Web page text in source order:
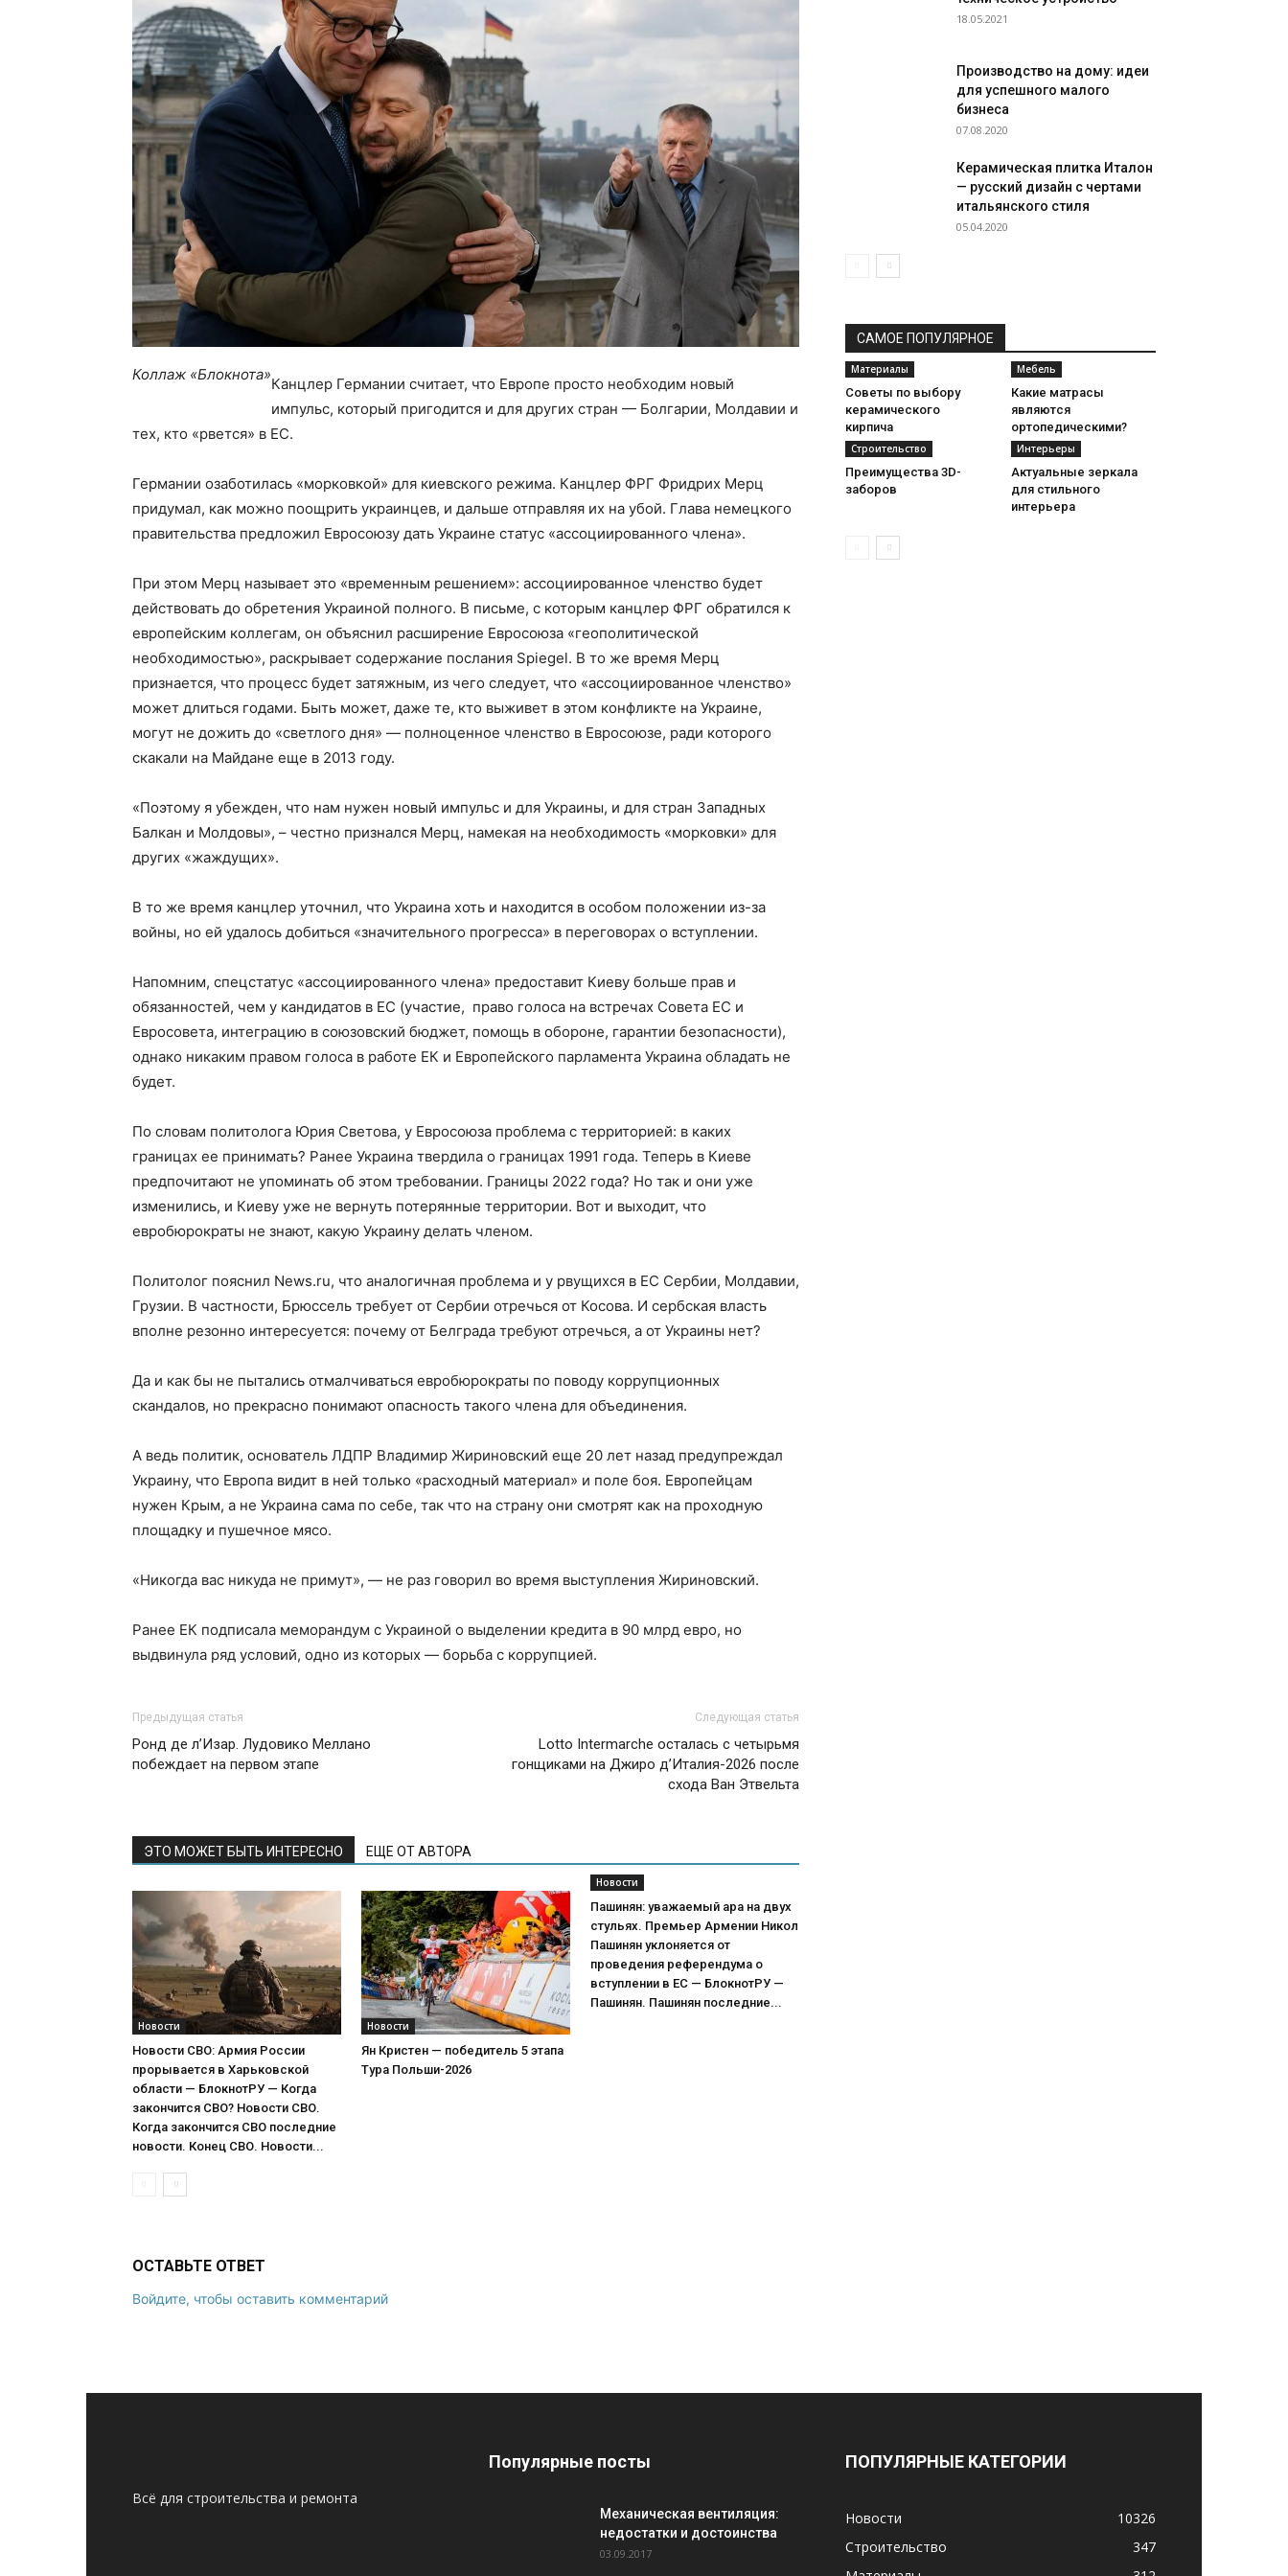
Коллаж «Блокнота»
Канцлер Германии считает, что Европе просто необходим новый
импульс, который пригодится и для других стран — Болгарии, Молдавии и
тех, кто «рвется» в ЕС.
Германии озаботилась «морковкой» для киевского режима. Канцлер ФРГ Фридрих Мерц
придумал, как можно поощрить украинцев, и дальше отправляя их на убой. Глава немецкого
правительства предложил Евросоюзу дать Украине статус «ассоциированного члена».
При этом Мерц называет это «временным решением»: ассоциированное членство будет
действовать до обретения Украиной полного. В письме, с которым канцлер ФРГ обратился к
европейским коллегам, он объяснил расширение Евросоюза «геополитической
необходимостью», раскрывает содержание послания Spiegel. В то же время Мерц
признается, что процесс будет затяжным, из чего следует, что «ассоциированное членство»
может длиться годами. Быть может, даже те, кто выживет в этом конфликте на Украине,
могут не дожить до «светлого дня» — полноценное членство в Евросоюзе, ради которого
скакали на Майдане еще в 2013 году.
«Поэтому я убежден, что нам нужен новый импульс и для Украины, и для стран Западных
Балкан и Молдовы», – честно признался Мерц, намекая на необходимость «морковки» для
других «жаждущих».
В то же время канцлер уточнил, что Украина хоть и находится в особом положении из-за
войны, но ей удалось добиться «значительного прогресса» в переговорах о вступлении.
Напомним, спецстатус «ассоциированного члена» предоставит Киеву больше прав и
обязанностей, чем у кандидатов в ЕС (участие, право голоса на встречах Совета ЕС и
Евросовета, интеграцию в союзовский бюджет, помощь в обороне, гарантии безопасности),
однако никаким правом голоса в работе ЕК и Европейского парламента Украина обладать не
будет.
По словам политолога Юрия Светова, у Евросоюза проблема с территорией: в каких
границах ее принимать? Ранее Украина твердила о границах 1991 года. Теперь в Киеве
предпочитают не упоминать об этом требовании. Границы 2022 года? Но так и они уже
изменились, и Киеву уже не вернуть потерянные территории. Вот и выходит, что
евробюрократы не знают, какую Украину делать членом.
Политолог пояснил News.ru, что аналогичная проблема и у рвущихся в ЕС Сербии, Молдавии,
Грузии. В частности, Брюссель требует от Сербии отречься от Косова. И сербская власть
вполне резонно интересуется: почему от Белграда требуют отречься, а от Украины нет?
Да и как бы не пытались отмалчиваться евробюрократы по поводу коррупционных
скандалов, но прекрасно понимают опасность такого члена для объединения.
А ведь политик, основатель ЛДПР Владимир Жириновский еще 20 лет назад предупреждал
Украину, что Европа видит в ней только «расходный материал» и поле боя. Европейцам
нужен Крым, а не Украина сама по себе, так что на страну они смотрят как на проходную
площадку и пушечное мясо.
«Никогда вас никуда не примут», — не раз говорил во время выступления Жириновский.
Ранее ЕК подписала меморандум с Украиной о выделении кредита в 90 млрд евро, но
выдвинула ряд условий, одно из которых — борьба с коррупцией.
Предыдущая статья
Ронд де л’Изар. Лудовико Меллано
побеждает на первом этапе
Следующая статья
Lotto Intermarche осталась с четырьмя
гонщиками на Джиро д’Италия-2026 после
схода Ван Этвельта
ЭТО МОЖЕТ БЫТЬ ИНТЕРЕСНО ЕЩЕ ОТ АВТОРА
Новости
Новости СВО: Армия России
прорывается в Харьковской
области — БлокнотРУ — Когда
закончится СВО? Новости СВО.
Когда закончится СВО последние
новости. Конец СВО. Новости...
Новости
Ян Кристен — победитель 5 этапа
Тура Польши-2026
Новости
Пашинян: уважаемый ара на двух
стульях. Премьер Армении Никол
Пашинян уклоняется от
проведения референдума о
вступлении в ЕС — БлокнотРУ —
Пашинян. Пашинян последние...
ОСТАВЬТЕ ОТВЕТ
Войдите, чтобы оставить комментарий
18.05.2021
Производство на дому: идеи
для успешного малого
бизнеса
07.08.2020
Керамическая плитка Италон
— русский дизайн с чертами
итальянского стиля
05.04.2020
САМОЕ ПОПУЛЯРНОЕ
Материалы
Советы по выбору
керамического
кирпича
Мебель
Какие матрасы
являются
ортопедическими?
Строительство
Преимущества 3D-
заборов
Интерьеры
Актуальные зеркала
для стильного
интерьера
Всё для строительства и ремонта
Популярные посты
Механическая вентиляция:
недостатки и достоинства
03.09.2017
ПОПУЛЯРНЫЕ КАТЕГОРИИ
Новости
10326
Строительство
347